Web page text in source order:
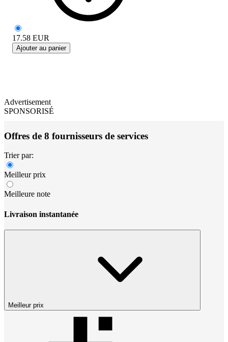
17.58 EUR
Ajouter au panier
Advertisement
SPONSORISÉ
Offres de 8 fournisseurs de services
Trier par:
Meilleur prix
Meilleure note
Livraison instantanée
Meilleur prix